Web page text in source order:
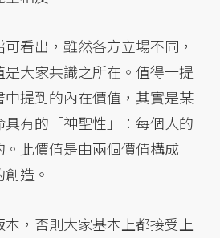
看出，雖然各方立場不同，
大家共識之所在。值得一提
提到的內在價值，其實是某
有的「神聖性」：每個人的
此價值是由兩個價值構成
造。
，否則大家基本上都接受上